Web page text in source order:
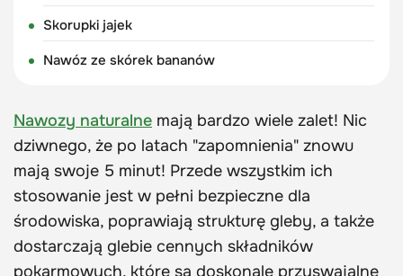
Skorupki jajek
Nawóz ze skórek bananów
Nawozy naturalne mają bardzo wiele zalet! Nic
dziwnego, że po latach "zapomnienia" znowu
mają swoje 5 minut! Przede wszystkim ich
stosowanie jest w pełni bezpieczne dla
środowiska, poprawiają strukturę gleby, a także
dostarczają glebie cennych składników
pokarmowych, które są doskonale przyswajalne